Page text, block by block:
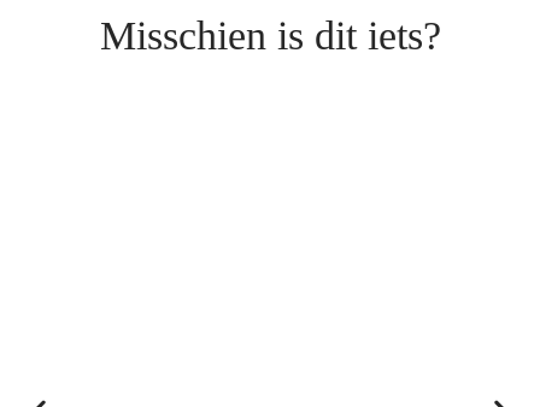
Misschien is dit iets?